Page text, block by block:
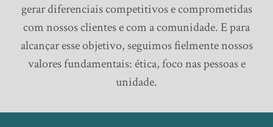
gerar diferenciais competitivos e comprometidas
com nossos clientes e com a comunidade. E para
alcançar esse objetivo, seguimos fielmente nossos
valores fundamentais: ética, foco nas pessoas e
unidade.